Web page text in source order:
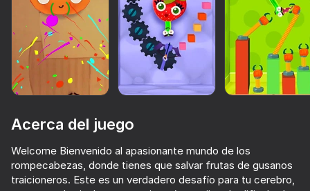
Más de 10,000 juegos.
Todos gratis. Todos tuyos.
Sausage Flip
67
Become Brainrot Online - RP with Friends!
78
Epic Rage!
71
I'm a
76
Acerca del juego
Welcome Bienvenido al apasionante mundo de los
rompecabezas, donde tienes que salvar frutas de gusanos
traicioneros. Este es un verdadero desafío para tu cerebro,